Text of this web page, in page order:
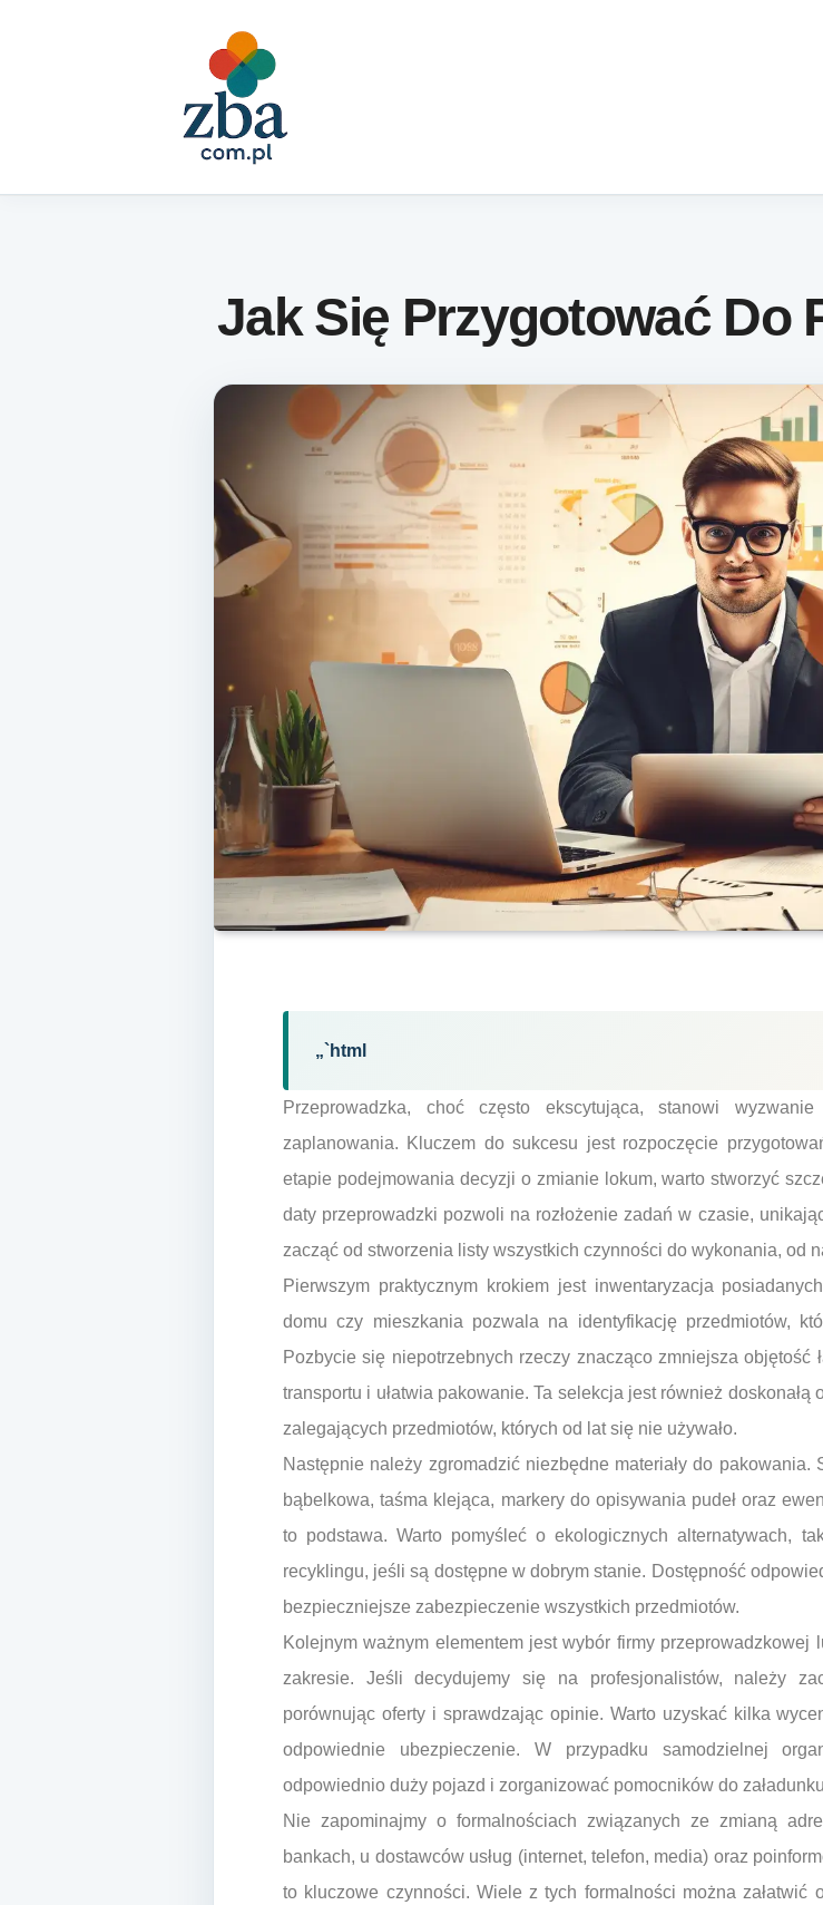
Jak Się Przygotować Do
„`html
Przeprowadzka, choć często ekscytująca, stanowi
zaplanowania. Kluczem do sukcesu jest rozpoczęcie
etapie podejmowania decyzji o zmianie lokum, warto stworzyć
daty przeprowadzki pozwoli na rozłożenie zadań w czasie,
zacząć od stworzenia listy wszystkich czynności do wykonania, od
Pierwszym praktycznym krokiem jest inwentaryzacja
domu czy mieszkania pozwala na identyfikację przedmiotów,
Pozbycie się niepotrzebnych rzeczy znacząco zmniejsza objętość
transportu i ułatwia pakowanie. Ta selekcja jest również
zalegających przedmiotów, których od lat się nie używało.
Następnie należy zgromadzić niezbędne materiały do
bąbelkowa, taśma klejąca, markery do opisywania pudeł oraz
to podstawa. Warto pomyśleć o ekologicznych alternatywach,
recyklingu, jeśli są dostępne w dobrym stanie. Dostępność
bezpieczniejsze zabezpieczenie wszystkich przedmiotów.
Kolejnym ważnym elementem jest wybór firmy przeprowadzkowej
zakresie. Jeśli decydujemy się na profesjonalistów, należy
porównując oferty i sprawdzając opinie. Warto uzyskać kilka
odpowiednie ubezpieczenie. W przypadku samodzielnej
odpowiednio duży pojazd i zorganizować pomocników do
Nie zapominajmy o formalnościach związanych ze zmianą
bankach, u dostawców usług (internet, telefon, media) oraz
to kluczowe czynności. Wiele z tych formalności można załatwić